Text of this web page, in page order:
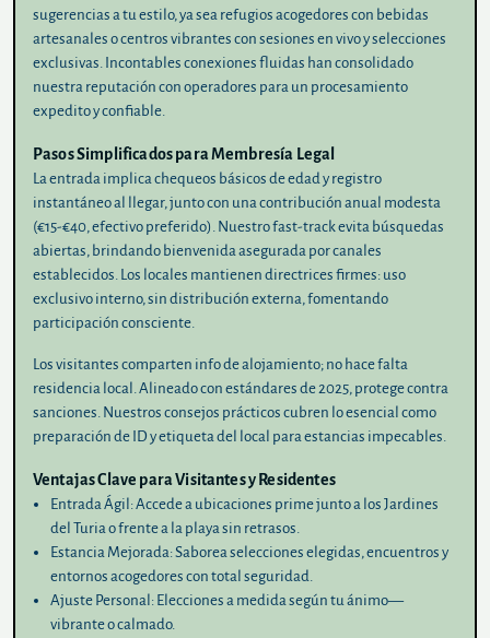
sugerencias a tu estilo, ya sea refugios acogedores con bebidas
artesanales o centros vibrantes con sesiones en vivo y selecciones
exclusivas. Incontables conexiones fluidas han consolidado
nuestra reputación con operadores para un procesamiento
expedito y confiable.
Pasos Simplificados para Membresía Legal
La entrada implica chequeos básicos de edad y registro
instantáneo al llegar, junto con una contribución anual modesta
(€15-€40, efectivo preferido). Nuestro fast-track evita búsquedas
abiertas, brindando bienvenida asegurada por canales
establecidos. Los locales mantienen directrices firmes: uso
exclusivo interno, sin distribución externa, fomentando
participación consciente.
Los visitantes comparten info de alojamiento; no hace falta
residencia local. Alineado con estándares de 2025, protege contra
sanciones. Nuestros consejos prácticos cubren lo esencial como
preparación de ID y etiqueta del local para estancias impecables.
Ventajas Clave para Visitantes y Residentes
Entrada Ágil : Accede a ubicaciones prime junto a los Jardines
del Turia o frente a la playa sin retrasos.
Estancia Mejorada: Saborea selecciones elegidas, encuentros y
entornos acogedores con total seguridad.
Ajuste Personal : Elecciones a medida según tu ánimo—
vibrante o calmado.